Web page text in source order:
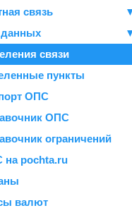
связь
связи
пункты
ОПС
ОПС
ограничений
pochta.ru
валют